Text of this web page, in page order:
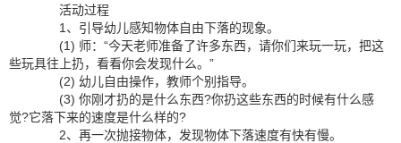
活动过程
1、引导幼儿感知物体自由下落的现象。
(1) 师：“今天老师准备了许多东西，请你们来玩一玩，把这
些玩具往上扔，看看你会发现什么。”
(2) 幼儿自由操作，教师个别指导。
(3) 你刚才扔的是什么东西?你扔这些东西的时候有什么感
觉?它落下来的速度是什么样的?
2、再一次抛接物体，发现物体下落速度有快有慢。